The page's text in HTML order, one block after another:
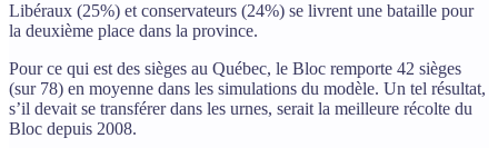
Libéraux (25%) et conservateurs (24%) se livrent une bataille pour
la deuxième place dans la province.
Pour ce qui est des sièges au Québec, le Bloc remporte 42 sièges
(sur 78) en moyenne dans les simulations du modèle. Un tel résultat,
s’il devait se transférer dans les urnes, serait la meilleure récolte du
Bloc depuis 2008.